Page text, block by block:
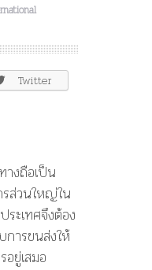
Twitter
างถือเป็น
ส่วนใหญ่ใน
ะเทศจึงต้อง
ารขนส่งให้
ยู่เสมอ